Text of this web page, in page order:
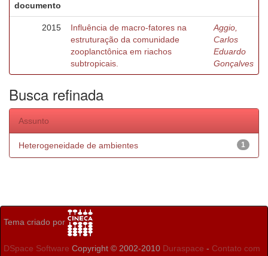
documento
2015
Influência de macro-fatores na
estruturação da comunidade
zooplanctônica em riachos
subtropicais.
Aggio,
Carlos
Eduardo
Gonçalves
Busca refinada
Assunto
1
Heterogeneidade de ambientes
Tema criado por
DSpace Software Copyright © 2002-2010 Duraspace - Contato com